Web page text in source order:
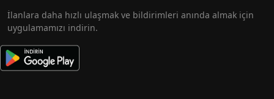
İlanlara daha hızlı ulaşmak ve bildirimleri anında almak için
uygulamamızı indirin.